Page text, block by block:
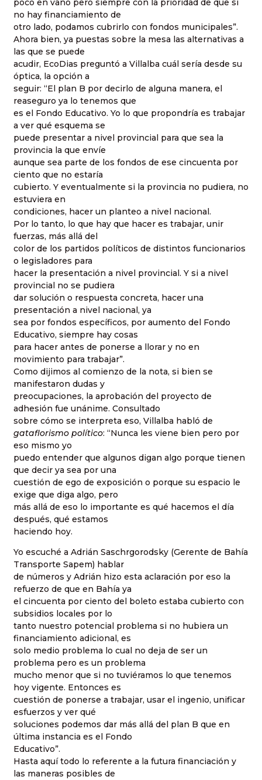
poco en vano pero siempre con la prioridad de que si
no hay financiamiento de
otro lado, podamos cubrirlo con fondos municipales”.
Ahora bien, ya puestas sobre la mesa las alternativas a
las que se puede
acudir, EcoDias preguntó a Villalba cuál sería desde su
óptica, la opción a
seguir: “El plan B por decirlo de alguna manera, el
reaseguro ya lo tenemos que
es el Fondo Educativo. Yo lo que propondría es trabajar
a ver qué esquema se
puede presentar a nivel provincial para que sea la
provincia la que envíe
aunque sea parte de los fondos de ese cincuenta por
ciento que no estaría
cubierto. Y eventualmente si la provincia no pudiera, no
estuviera en
condiciones, hacer un planteo a nivel nacional.
Por lo tanto, lo que hay que hacer es trabajar, unir
fuerzas, más allá del
color de los partidos políticos de distintos funcionarios
o legisladores para
hacer la presentación a nivel provincial. Y si a nivel
provincial no se pudiera
dar solución o respuesta concreta, hacer una
presentación a nivel nacional, ya
sea por fondos específicos, por aumento del Fondo
Educativo, siempre hay cosas
para hacer antes de ponerse a llorar y no en
movimiento para trabajar”.
Como dijimos al comienzo de la nota, si bien se
manifestaron dudas y
preocupaciones, la aprobación del proyecto de
adhesión fue unánime. Consultado
sobre cómo se interpreta eso, Villalba habló de
gataflorismo político: “Nunca les viene bien pero por
eso mismo yo
puedo entender que algunos digan algo porque tienen
que decir ya sea por una
cuestión de ego de exposición o porque su espacio le
exige que diga algo, pero
más allá de eso lo importante es qué hacemos el día
después, qué estamos
haciendo hoy.
Yo escuché a Adrián Saschrgorodsky (Gerente de Bahía
Transporte Sapem) hablar
de números y Adrián hizo esta aclaración por eso la
refuerzo de que en Bahía ya
el cincuenta por ciento del boleto estaba cubierto con
subsidios locales por lo
tanto nuestro potencial problema si no hubiera un
financiamiento adicional, es
solo medio problema lo cual no deja de ser un
problema pero es un problema
mucho menor que si no tuviéramos lo que tenemos
hoy vigente. Entonces es
cuestión de ponerse a trabajar, usar el ingenio, unificar
esfuerzos y ver qué
soluciones podemos dar más allá del plan B que en
última instancia es el Fondo
Educativo”.
Hasta aquí todo lo referente a la futura financiación y
las maneras posibles de